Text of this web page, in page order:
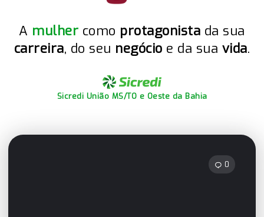
A mulher como protagonista da sua
carreira, do seu negócio e da sua vida.
Sicredi União MS/TO e Oeste da Bahia
0